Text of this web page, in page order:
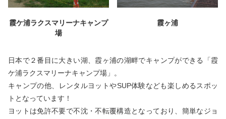
霞ケ浦ラクスマリーナキャンプ
場
霞ヶ浦
日本で２番目に大きい湖、霞ヶ浦の湖畔でキャンプができる「霞
ケ浦ラクスマリーナキャンプ場」。
キャンプの他、レンタルヨットやSUP体験なども楽しめるスポッ
トとなっています！
ヨットは免許不要で不沈・不転覆構造となっており、簡単なジョ